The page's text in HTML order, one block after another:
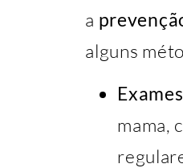
a
alguns
mama,